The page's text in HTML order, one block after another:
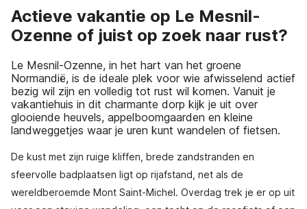
Actieve vakantie op Le Mesnil-
Ozenne of juist op zoek naar rust?
Le Mesnil-Ozenne, in het hart van het groene
Normandië, is de ideale plek voor wie afwisselend actief
bezig wil zijn en volledig tot rust wil komen. Vanuit je
vakantiehuis in dit charmante dorp kijk je uit over
glooiende heuvels, appelboomgaarden en kleine
landweggetjes waar je uren kunt wandelen of fietsen.
De kust met zijn ruige kliffen, brede zandstranden en
sfeervolle badplaatsen ligt op rijafstand, net als de
wereldberoemde Mont Saint-Michel. Overdag trek je er op uit